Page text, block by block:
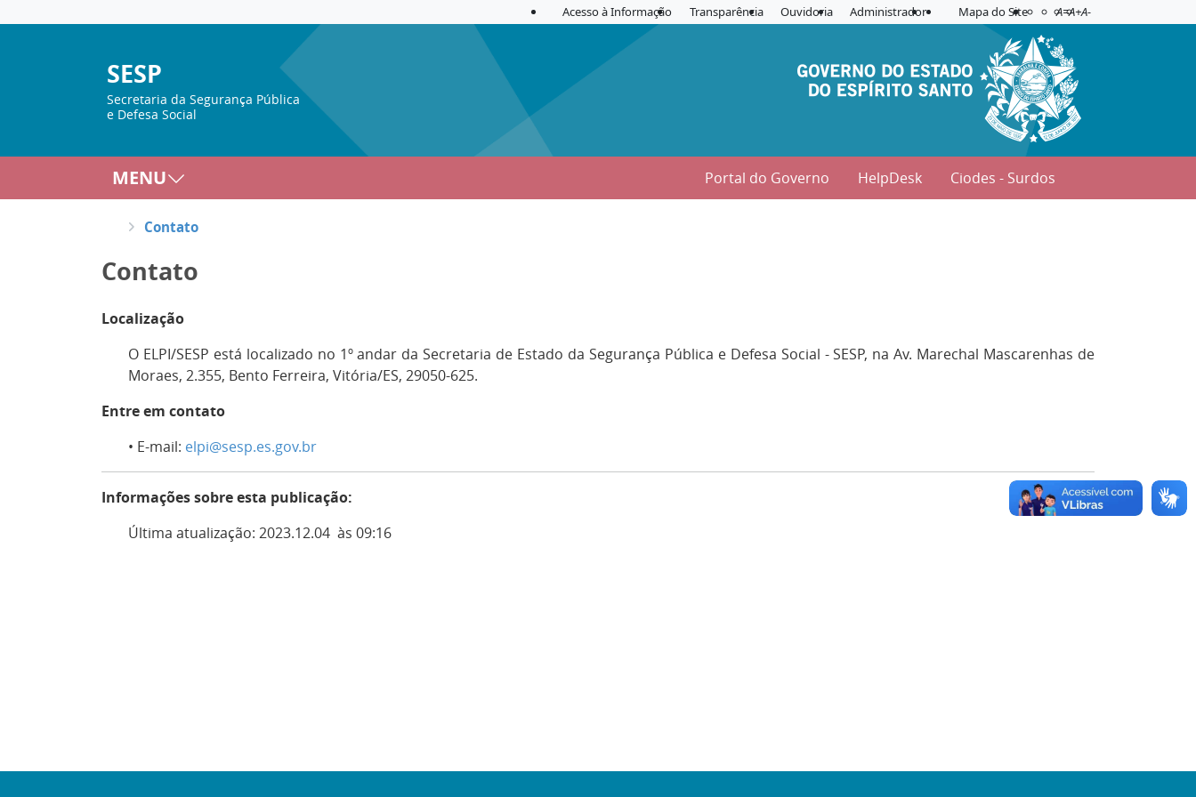
Acesso à Informação Transparência Ouvidoria Administrador Mapa do Site Acessibilidade
Aplicar contraste
A=A+A-
SESP
Secretaria da Segurança Pública
e Defesa Social
MENU Portal do Governo HelpDesk Ciodes - Surdos
Contato
Contato
Localização
O ELPI/SESP está localizado no 1º andar da Secretaria de Estado da Segurança Pública e Defesa Social - SESP, na Av. Marechal Mascarenhas de
Moraes, 2.355, Bento Ferreira, Vitória/ES, 29050-625.
Entre em contato
• E-mail: elpi@sesp.es.gov.br
Informações sobre esta publicação:
Última atualização: 2023.12.04 às 09:16